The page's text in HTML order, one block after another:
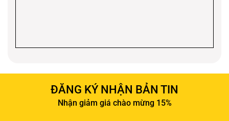
ĐĂNG KÝ NHẬN BẢN TIN
Nhận giảm giá chào mừng 15%